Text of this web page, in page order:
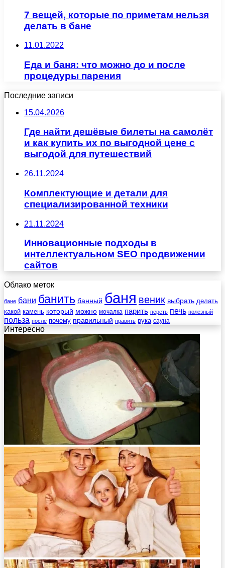
7 вещей, которые по приметам нельзя
делать в бане
11.01.2022
Еда и баня: что можно до и после
процедуры парения
Последние записи
15.04.2026
Где найти дешёвые билеты на самолёт
и как купить их по выгодной цене с
выгодой для путешествий
26.11.2024
Комплектующие и детали для
специализированной техники
21.11.2024
Инновационные подходы в
интеллектуальном SEO продвижении
сайтов
Облако меток
бане бани банить банный баня веник выбрать делать
какой камень который можно мочалка парить переть печь полезный
польза после почему правильный править рука сауна
Интересно